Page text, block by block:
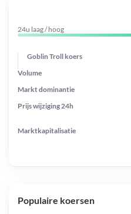
24u laag / hoog
Goblin Troll koers
Prijs wijziging 24h
Markt dominantie
Marktkapitalisatie
Volume
Populaire koersen